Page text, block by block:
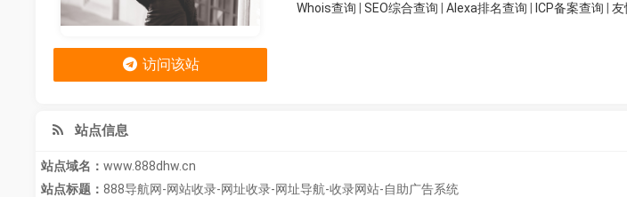
Whois查询 SEO综合查询 Alexa排名查询 ICP备案查询 友
访问该站
站点信息
站点域名： www.888dhw.cn
站点标题： 888导航网-网站收录-网址收录-网址导航-收录网站-自助广告系统